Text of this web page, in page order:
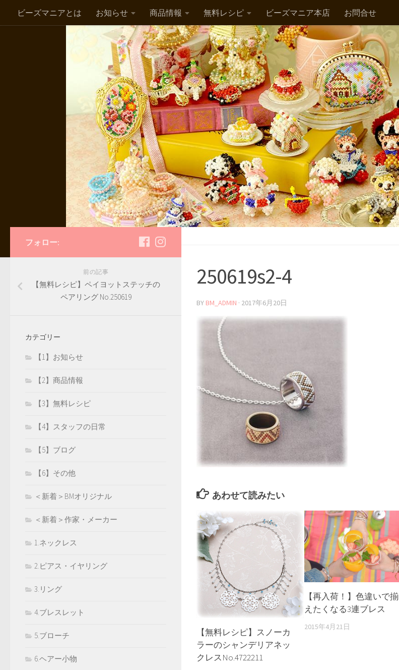
ビーズマニアとは お知らせ 商品情報 無料レシピ ビーズマニア本店 お問合せ
250619s2-4
BY BM_ADMIN · 2017年6月20日
あわせて読みたい
【無料レシピ】スノーカ
ラーのシャンデリアネッ
クレスNo.4722211
【再入荷！】色違いで揃
えたくなる3連ブレス
2015年4月21日
フォロー:
前の記事
【無料レシピ】ペイヨットステッチの
ペアリング No.250619
カテゴリー
【1】お知らせ
【2】商品情報
【3】無料レシピ
【4】スタッフの日常
【5】ブログ
【6】その他
＜新着＞BMオリジナル
＜新着＞作家・メーカー
1.ネックレス
2.ピアス・イヤリング
3.リング
4.ブレスレット
5.ブローチ
6.ヘアー小物